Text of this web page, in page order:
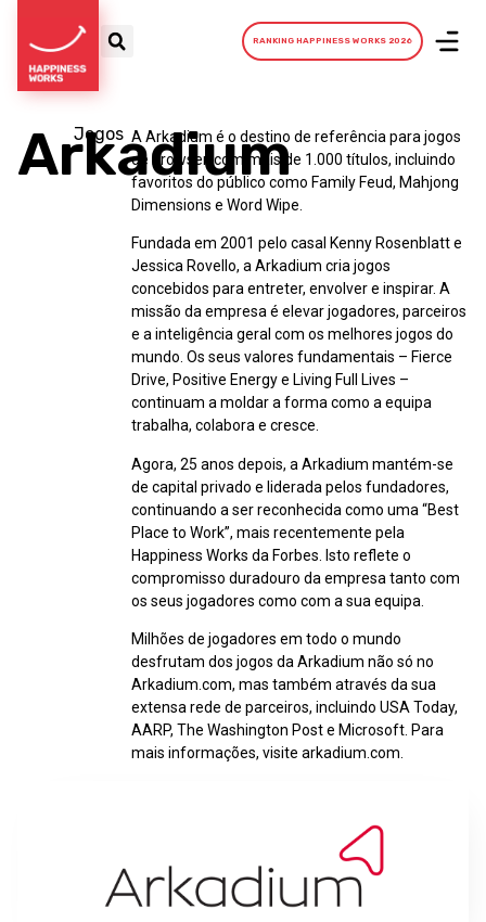
RANKING HAPPINESS WORKS 2026
Arkadium
Jogos A Arkadium é o destino de referência para jogos
de browser, com mais de 1.000 títulos, incluindo
favoritos do público como Family Feud, Mahjong
Dimensions e Word Wipe.
Fundada em 2001 pelo casal Kenny Rosenblatt e
Jessica Rovello, a Arkadium cria jogos
concebidos para entreter, envolver e inspirar. A
missão da empresa é elevar jogadores, parceiros
e a inteligência geral com os melhores jogos do
mundo. Os seus valores fundamentais – Fierce
Drive, Positive Energy e Living Full Lives –
continuam a moldar a forma como a equipa
trabalha, colabora e cresce.
Agora, 25 anos depois, a Arkadium mantém-se
de capital privado e liderada pelos fundadores,
continuando a ser reconhecida como uma “Best
Place to Work”, mais recentemente pela
Happiness Works da Forbes. Isto reflete o
compromisso duradouro da empresa tanto com
os seus jogadores como com a sua equipa.
Milhões de jogadores em todo o mundo
desfrutam dos jogos da Arkadium não só no
Arkadium.com, mas também através da sua
extensa rede de parceiros, incluindo USA Today,
AARP, The Washington Post e Microsoft. Para
mais informações, visite arkadium.com.